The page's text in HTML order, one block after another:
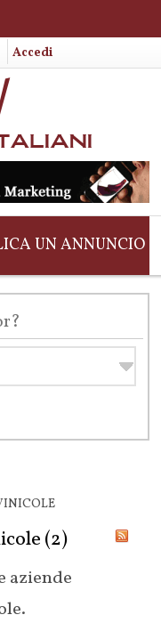
Accedi
UN ANNUNCIO
(2)
aziende